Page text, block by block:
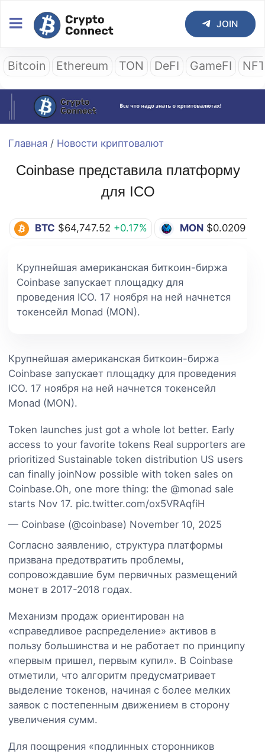
JOIN
Bitcoin Ethereum TON DeFI GameFI
Главная / Новости криптовалют
Coinbase представила платформу
для ICO
BTC $64,747.52 +0.17% MON $0.0209
Крупнейшая американская биткоин-биржа
Coinbase запускает площадку для
проведения ICO. 17 ноября на ней начнется
токенсейл Monad (MON).
Крупнейшая американская биткоин-биржа
Coinbase запускает площадку для проведения
ICO. 17 ноября на ней начнется токенсейл
Monad (MON).
Token launches just got a whole lot better. Early
access to your favorite tokens Real supporters are
prioritized Sustainable token distribution US users
can finally joinNow possible with token sales on
Coinbase.Oh, one more thing: the @monad sale
starts Nov 17. pic.twitter.com/ox5VRAqfiH
— Coinbase (@coinbase) November 10, 2025
Согласно заявлению, структура платформы
призвана предотвратить проблемы,
сопровождавшие бум первичных размещений
монет в 2017-2018 годах.
Механизм продаж ориентирован на
«справедливое распределение» активов в
пользу большинства и не работает по принципу
«первым пришел, первым купил». В Coinbase
отметили, что алгоритм предусматривает
выделение токенов, начиная с более мелких
заявок с постепенным движением в сторону
увеличения сумм.
Для поощрения «подлинных сторонников